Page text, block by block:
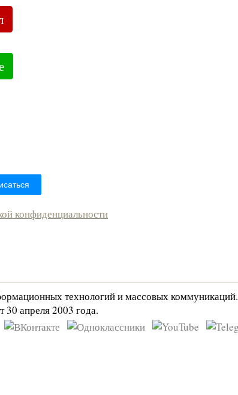
конфиденциальности
технологий и массовых коммуникаций.
апреля 2003 года.